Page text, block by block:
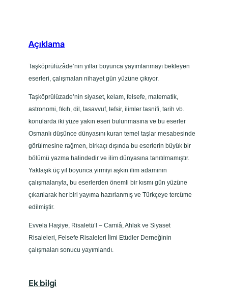
Açıklama
Taşköprülüzâde’nin yıllar boyunca yayımlanmayı bekleyen
eserleri, çalışmaları nihayet gün yüzüne çıkıyor.
Taşköprülüzade’nin siyaset, kelam, felsefe, matematik,
astronomi, fıkıh, dil, tasavvuf, tefsir, ilimler tasnifi, tarih vb.
konularda iki yüze yakın eseri bulunmasına ve bu eserler
Osmanlı düşünce dünyasını kuran temel taşlar mesabesinde
görülmesine rağmen, birkaçı dışında bu eserlerin büyük bir
bölümü yazma halindedir ve ilim dünyasına tanıtılmamıştır.
Yaklaşık üç yıl boyunca yirmiyi aşkın ilim adamının
çalışmalarıyla, bu eserlerden önemli bir kısmı gün yüzüne
çıkarılarak her biri yayıma hazırlanmış ve Türkçeye tercüme
edilmiştir.
Evvela Haşiye, Risaletü’l – Camiâ, Ahlak ve Siyaset
Risaleleri, Felsefe Risaleleri İlmi Etüdler Derneğinin
çalışmaları sonucu yayımlandı.
Ek bilgi